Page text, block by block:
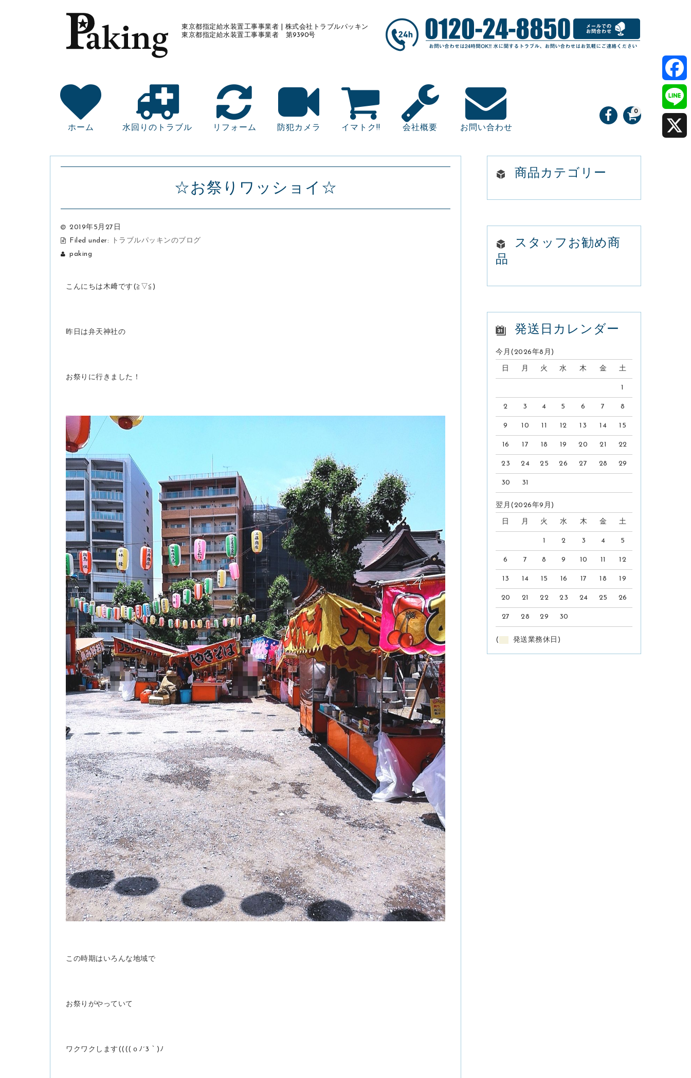
東京都指定給水装置工事事業者 | 株式会社トラブルパッキン
東京都指定給水装置工事事業者 第9390号
0
ホーム 水回りのトラブル リフォーム 防犯カメラ イマトク!! 会社概要 お問い合わせ
☆お祭りワッショイ☆
2019年5月27日
Filed under:
トラブルパッキンのブログ
paking
こんにちは木﨑です(≧▽≦)
昨日は弁天神社の
お祭りに行きました！
この時期はいろんな地域で
お祭りがやっていて
ワクワクします((((ｏﾉ´3｀)ﾉ
商品カテゴリー
スタッフお勧め商
品
発送日カレンダー
今月(2026年8月)
日 月 火 水 木 金 土
1
2 3 4 5 6 7 8
9 10 11 12 13 14 15
16 17 18 19 20 21 22
23 24 25 26 27 28 29
30 31
翌月(2026年9月)
日 月 火 水 木 金 土
1 2 3 4 5
6 7 8 9 10 11 12
13 14 15 16 17 18 19
20 21 22 23 24 25 26
27 28 29 30
( 発送業務休日)
F
a
L